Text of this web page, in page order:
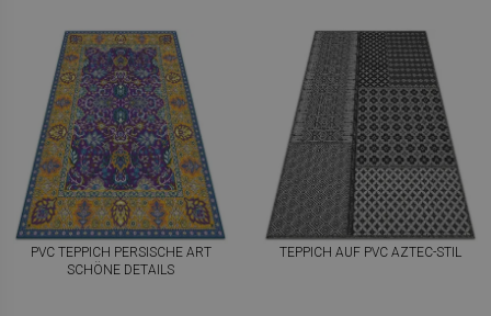
PVC TEPPICH PERSISCHE ART
SCHÖNE DETAILS
TEPPICH AUF PVC AZTEC-STIL